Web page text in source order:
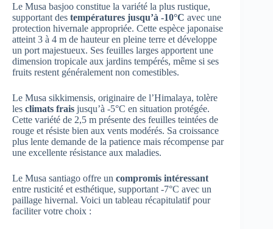
Le Musa basjoo constitue la variété la plus rustique,
supportant des températures jusqu’à -10°C avec une
protection hivernale appropriée. Cette espèce japonaise
atteint 3 à 4 m de hauteur en pleine terre et développe
un port majestueux. Ses feuilles larges apportent une
dimension tropicale aux jardins tempérés, même si ses
fruits restent généralement non comestibles.
Le Musa sikkimensis, originaire de l’Himalaya, tolère
les climats frais jusqu’à -5°C en situation protégée.
Cette variété de 2,5 m présente des feuilles teintées de
rouge et résiste bien aux vents modérés. Sa croissance
plus lente demande de la patience mais récompense par
une excellente résistance aux maladies.
Le Musa santiago offre un compromis intéressant
entre rusticité et esthétique, supportant -7°C avec un
paillage hivernal. Voici un tableau récapitulatif pour
faciliter votre choix :